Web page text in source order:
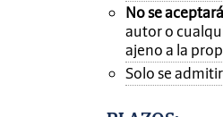
No se
autor o
ajeno a la
Solo se